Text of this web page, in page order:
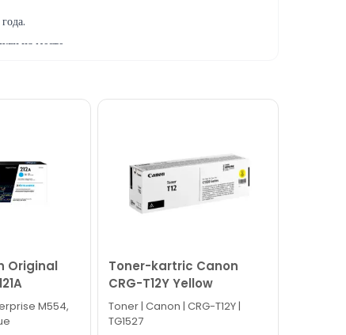
на месте.
ПЕРЕВОД, а также в КРЕДИТ.
через сайт.
сайте.
Original
M554,
Toner-kartric Canon
CRG-T12Y Yellow
Toner | Canon | CRG-T12Y |
TG1527